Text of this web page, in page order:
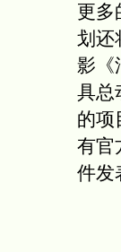
更多
划还
影《
具总
的项
有官
件发